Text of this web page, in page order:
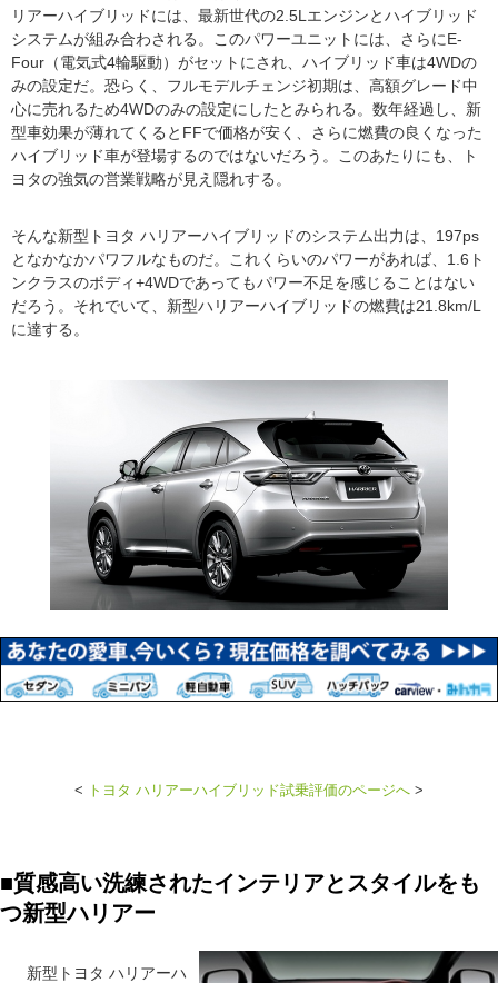
リアーハイブリッドには、最新世代の2.5Lエンジンとハイブリッド
システムが組み合わされる。このパワーユニットには、さらにE-
Four（電気式4輪駆動）がセットにされ、ハイブリッド車は4WDの
みの設定だ。恐らく、フルモデルチェンジ初期は、高額グレード中
心に売れるため4WDのみの設定にしたとみられる。数年経過し、新
型車効果が薄れてくるとFFで価格が安く、さらに燃費の良くなった
ハイブリッド車が登場するのではないだろう。このあたりにも、ト
ヨタの強気の営業戦略が見え隠れする。
そんな新型トヨタ ハリアーハイブリッドのシステム出力は、197ps
となかなかパワフルなものだ。これくらいのパワーがあれば、1.6ト
ンクラスのボディ+4WDであってもパワー不足を感じることはない
だろう。それでいて、新型ハリアーハイブリッドの燃費は21.8km/L
に達する。
< トヨタ ハリアーハイブリッド試乗評価のページへ >
■質感高い洗練されたインテリアとスタイルをも
つ新型ハリアー
新型トヨタ ハリアーハ